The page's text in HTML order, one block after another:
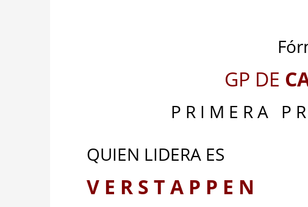
GP DE
P R I M E R A P
QUIEN LIDERA ES
V E R S T A P P E N